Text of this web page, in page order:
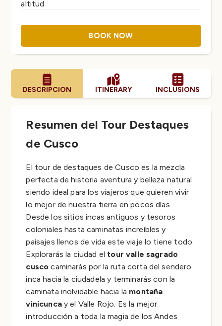
BOOK NOW
DESCRIPCION ITINERARY INCLUSIONS
Resumen del Tour Destaques
de Cusco
El tour de destaques de Cusco es la mezcla
perfecta de historia aventura y belleza natural
siendo ideal para los viajeros que quieren vivir
lo mejor de nuestra tierra en pocos días.
Desde los sitios incas antiguos y tesoros
coloniales hasta caminatas increíbles y
paisajes llenos de vida este viaje lo tiene todo.
Explorarás la ciudad el tour valle sagrado
cusco caminarás por la ruta corta del sendero
inca hacia la ciudadela y terminarás con la
caminata inolvidable hacia la montaña
vinicuncay el Valle Rojo. Es la mejor
introducción a toda la magia de los Andes.